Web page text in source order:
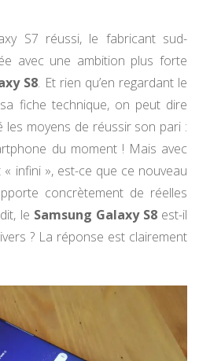
S7 réussi, le fabricant sud-
avec une ambition plus forte
S8. Et rien qu’en regardant le
fiche technique, on peut dire
les moyens de réussir son pari :
du moment ! Mais avec
infini », est-ce que ce nouveau
concrètement de réelles
le Samsung Galaxy S8est-il
? La réponse est clairement